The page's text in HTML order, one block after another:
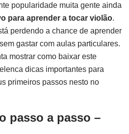
popularidade muita gente ainda
para aprender a tocar violão.
perdendo a chance de aprender
gastar com aulas particulares.
mostrar como baixar este
dicas importantes para
primeiros passos nesto no
passo a passo –